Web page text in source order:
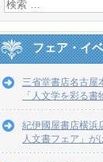
フェア・イ
三省堂書店名古屋
「人文学を彩る
紀伊國屋書店横浜
人文書フェア」が